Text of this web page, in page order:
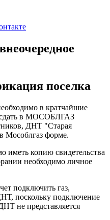
поселка
в кратчайшие
сдать в МОСОБЛГАЗ
ДНТ "Старая
Мособлгаз форме.
иметь копию свидетельства
необходимо личное
подключить газ,
поскольку подключение
не представляется